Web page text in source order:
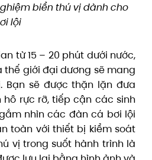
biển thú vị dành cho
lội
từ 15 – 20 phút dưới nước,
thế giới đại dương sẽ mang
Bạn sẽ được thặn lặn đưa
rực rỡ, tiếp cận các sinh
nhìn các đàn cá bơi lội
toàn với thiết bị kiểm soát
vị trong suốt hành trình là